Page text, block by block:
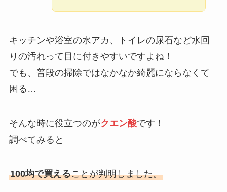
キッチンや浴室の水アカ、トイレの尿石など水回
りの汚れって目に付きやすいですよね！
でも、普段の掃除ではなかなか綺麗にならなくて
困る…
そんな時に役立つのがクエン酸です！
調べてみると
100均で買えることが判明しました。